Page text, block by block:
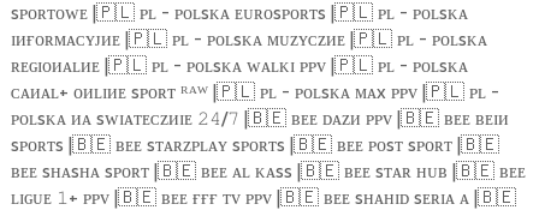
sᴘᴏʀᴛᴏᴡᴇ |🇵🇱ᴘʟ - ᴘᴏʟsᴋᴀ ᴇᴜʀᴏsᴘᴏʀᴛs |🇵🇱ᴘʟ - ᴘᴏʟsᴋᴀ
ɪᴎғᴏʀᴍᴀᴄʏᴊᴎᴇ |🇵🇱ᴘʟ - ᴘᴏʟsᴋᴀ ᴍᴜᴢʏᴄᴢᴎᴇ |🇵🇱ᴘʟ - ᴘᴏʟsᴋᴀ
ʀᴇɢɪᴏᴎᴀʟᴎᴇ |🇵🇱ᴘʟ - ᴘᴏʟsᴋᴀ ᴡᴀʟᴋɪ ᴘᴘᴠ |🇵🇱ᴘʟ - ᴘᴏʟsᴋᴀ
ᴄᴀᴎᴀʟ+ ᴏᴎʟɪᴎᴇ sᴘᴏʀᴛ ᴿᴬᵂ |🇵🇱ᴘʟ - ᴘᴏʟsᴋᴀ ᴍᴀx ᴘᴘᴠ |🇵🇱ᴘʟ -
ᴘᴏʟsᴋᴀ ᴎᴀ sᴡɪᴀᴛᴇᴄᴢᴎɪᴇ 𝟸𝟺/𝟽 |🇧🇪ʙᴇᴇ ᴅᴀᴢᴎ ᴘᴘᴠ |🇧🇪ʙᴇᴇ ʙᴇɪᴎ
sᴘᴏʀᴛs |🇧🇪ʙᴇᴇ sᴛᴀʀᴢᴘʟᴀʏ sᴘᴏʀᴛs |🇧🇪ʙᴇᴇ ᴘᴏsᴛ sᴘᴏʀᴛ |🇧🇪
ʙᴇᴇ sʜᴀsʜᴀ sᴘᴏʀᴛ |🇧🇪ʙᴇᴇ ᴀʟ ᴋᴀss |🇧🇪ʙᴇᴇ sᴛᴀʀ ʜᴜʙ |🇧🇪ʙᴇᴇ
ʟɪɢᴜᴇ 𝟷 + ᴘᴘᴠ |🇧🇪ʙᴇᴇ ғғғ ᴛᴠ ᴘᴘᴠ |🇧🇪ʙᴇᴇ sʜᴀʜɪᴅ sᴇʀɪᴀ ᴀ |🇧🇪